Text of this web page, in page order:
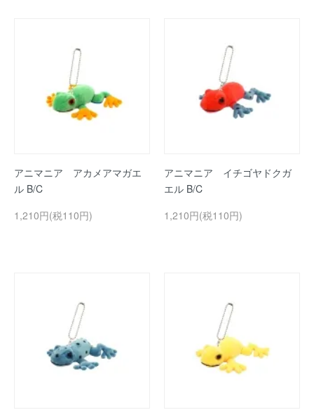
アニマニア アカメアマガエ
ル B/C
1,210円(税110円)
アニマニア イチゴヤドクガ
エル B/C
1,210円(税110円)